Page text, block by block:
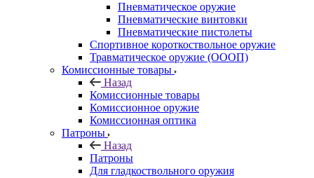
Пневматическое оружие
Пневматические винтовки
Пневматические пистолеты
Спортивное короткоствольное оружие
Травматическое оружие (ОООП)
Комиссионные товары
Назад
Комиссионные товары
Комиссионное оружие
Комиссионная оптика
Патроны
Назад
Патроны
Для гладкоствольного оружия